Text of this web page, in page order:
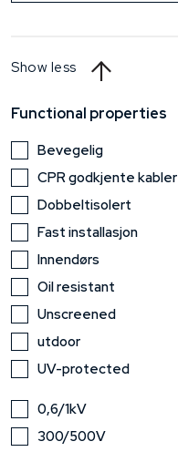
Show less
Functional properties
Bevegelig
CPR godkjente kabler
Dobbeltisolert
Fast installasjon
Innendørs
Oil resistant
Unscreened
utdoor
UV-protected
0,6/1kV
300/500V